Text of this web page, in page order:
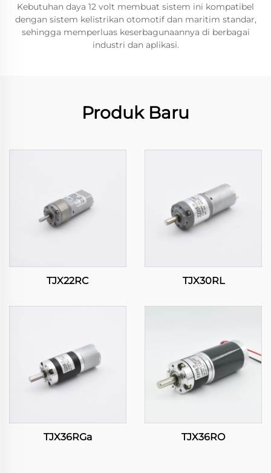
Kebutuhan daya 12 volt membuat sistem ini kompatibel
dengan sistem kelistrikan otomotif dan maritim standar,
sehingga memperluas keserbagunaannya di berbagai
industri dan aplikasi.
Produk Baru
TJX22RC TJX30RL
TJX36RGa TJX36RO